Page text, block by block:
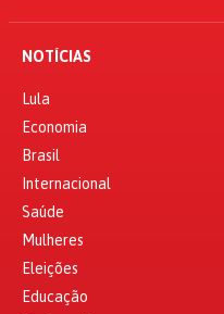
NOTÍCIAS
Lula
Economia
Brasil
Internacional
Saúde
Mulheres
Eleições
Educação